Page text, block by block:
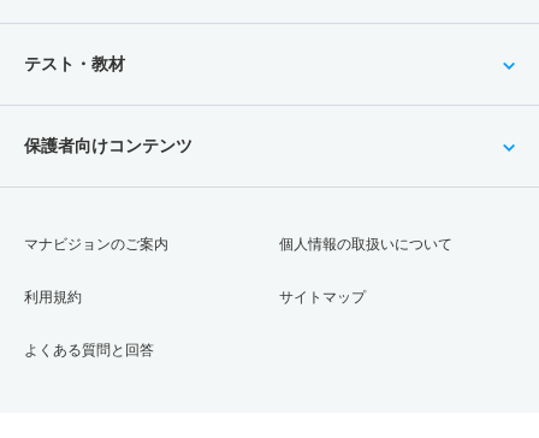
テスト・教材
保護者向けコンテンツ
マナビジョンのご案内
利用規約
よくある質問と回答
個人情報の取扱いについて
サイトマップ